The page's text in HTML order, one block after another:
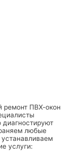
ремонт ПВХ-окон
диагностируют
любые
услуги: